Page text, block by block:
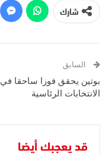
شارك
السابق
بوتين يحقق فوزا ساحقا في
الانتخابات الرئاسية
قد يعجبك أيضا